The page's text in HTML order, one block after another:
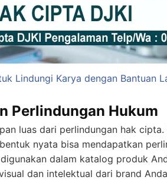
Lindungi Karya dengan Bantuan
Perlindungan Hukum
luas dari perlindungan hak
nyata bisa mendapatkan
dalam katalog produk
dan intelektual dari brand